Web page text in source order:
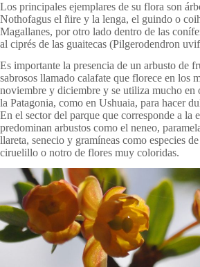
Los principales ejemplares de su flora son
Nothofagus el ñire y la lenga, el guindo o
Magallanes, por otro lado dentro de las
al ciprés de las guaitecas (Pilgerodendron
Es importante la presencia de un arbusto de
sabrosos llamado calafate que florece en los
noviembre y diciembre y se utiliza mucho en
la Patagonia, como en Ushuaia, para hacer
En el sector del parque que corresponde a la
predominan arbustos como el neneo,
llareta, senecio y gramíneas como especies
ciruelillo o notro de flores muy coloridas.